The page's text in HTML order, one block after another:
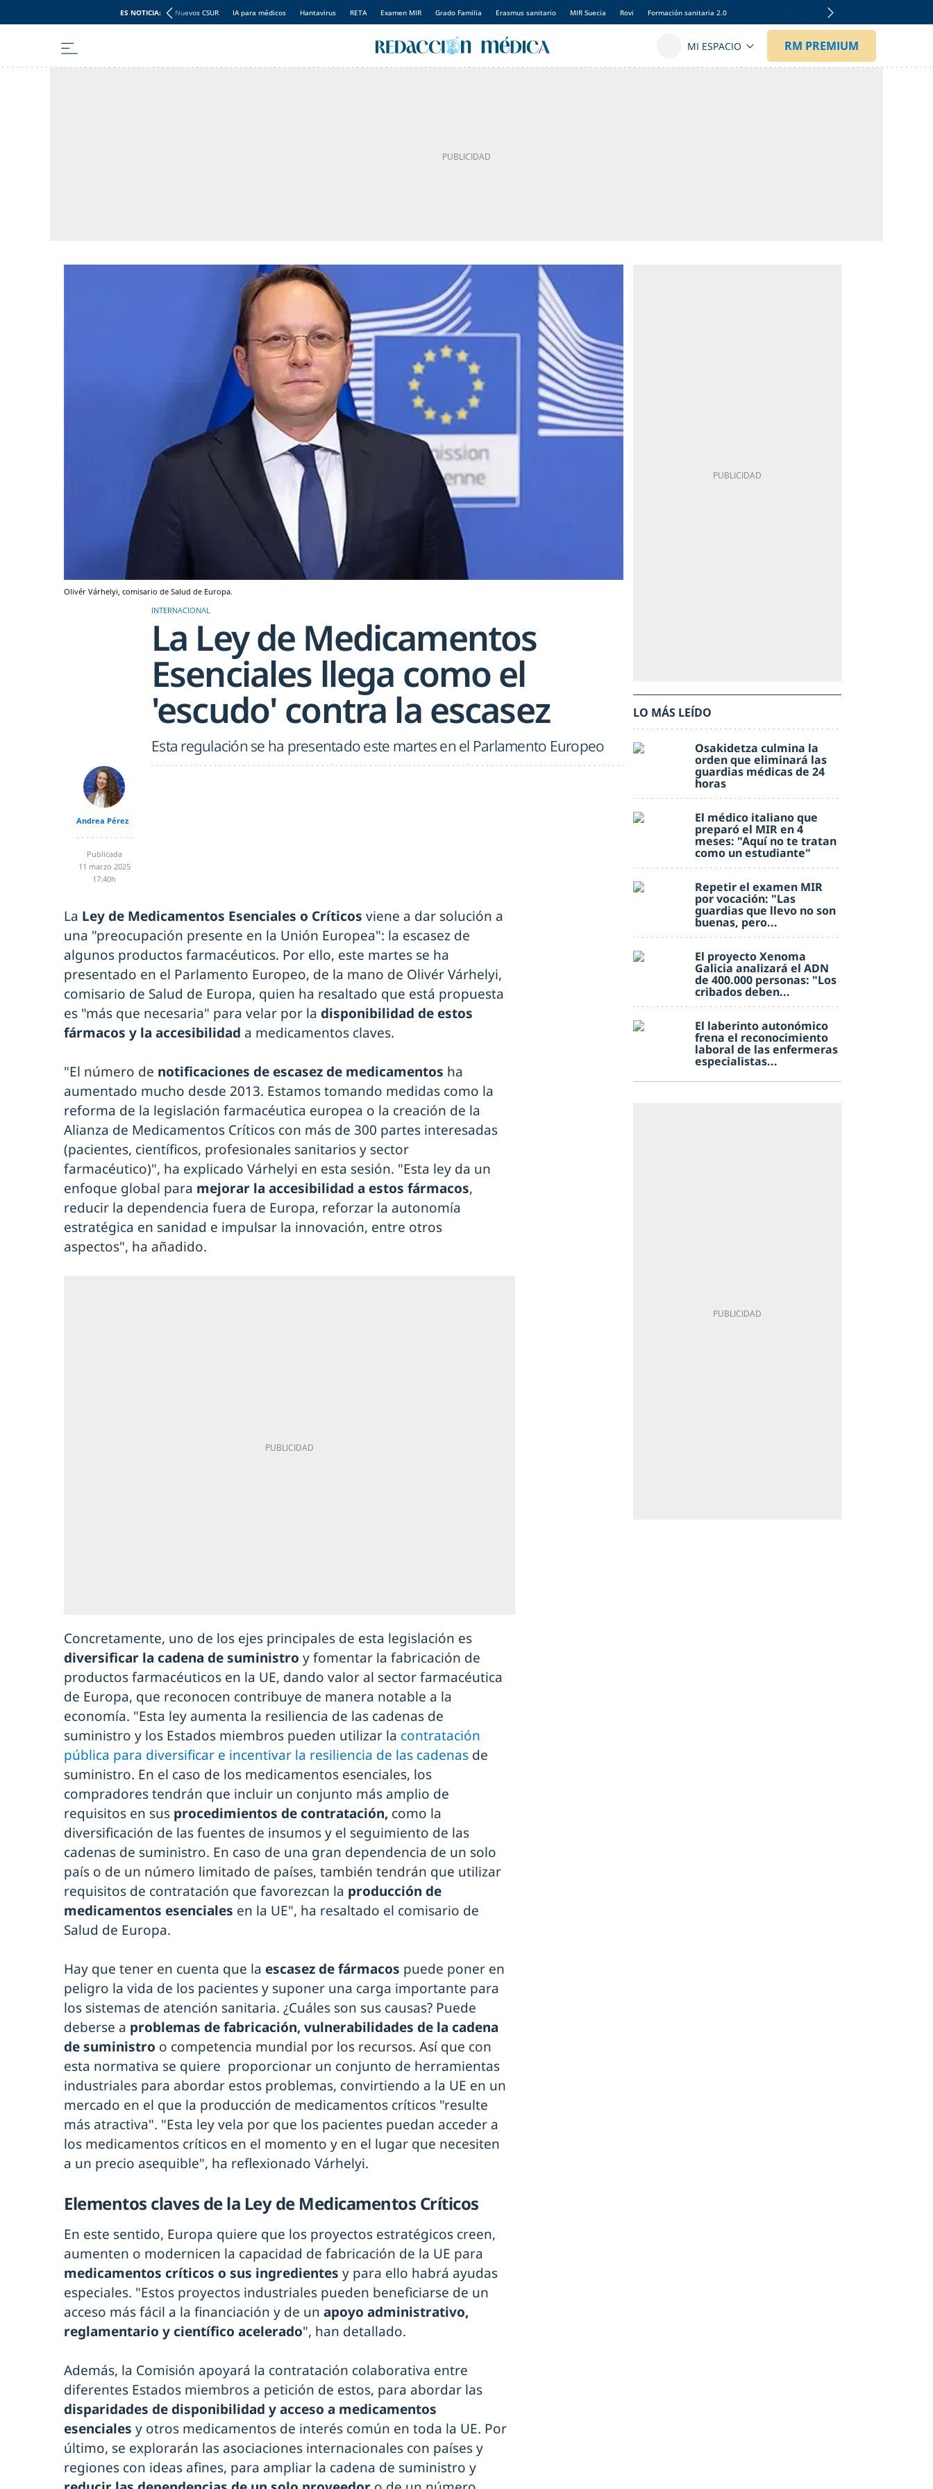
ES NOTICIA: Nuevos CSUR IA para médicos Hantavirus RETA Examen MIR Grado Familia Erasmus sanitario MIR Suecia Rovi Formación sanitaria 2.0
Olivér Várhelyi, comisario de Salud de Europa.
INTERNACIONAL
La Ley de Medicamentos
Esenciales llega como el
'escudo' contra la escasez
Esta regulación se ha presentado este martes en el Parlamento Europeo
Andrea Pérez
Publicada
11 marzo 2025
17:40h
La Ley de Medicamentos Esenciales o Críticos viene a dar solución a
una "preocupación presente en la Unión Europea": la escasez de
algunos productos farmacéuticos. Por ello, este martes se ha
presentado en el Parlamento Europeo, de la mano de Olivér Várhelyi,
comisario de Salud de Europa, quien ha resaltado que está propuesta
es "más que necesaria" para velar por la disponibilidad de estos
fármacos y la accesibilidad a medicamentos claves.
"El número de notificaciones de escasez de medicamentos ha
aumentado mucho desde 2013. Estamos tomando medidas como la
reforma de la legislación farmacéutica europea o la creación de la
Alianza de Medicamentos Críticos con más de 300 partes interesadas
(pacientes, científicos, profesionales sanitarios y sector
farmacéutico)", ha explicado Várhelyi en esta sesión. "Esta ley da un
enfoque global para mejorar la accesibilidad a estos fármacos,
reducir la dependencia fuera de Europa, reforzar la autonomía
estratégica en sanidad e impulsar la innovación, entre otros
aspectos", ha añadido.
Concretamente, uno de los ejes principales de esta legislación es
diversificar la cadena de suministro y fomentar la fabricación de
productos farmacéuticos en la UE, dando valor al sector farmacéutica
de Europa, que reconocen contribuye de manera notable a la
economía. "Esta ley aumenta la resiliencia de las cadenas de
suministro y los Estados miembros pueden utilizar la contratación
pública para diversificar e incentivar la resiliencia de las cadenas de
suministro. En el caso de los medicamentos esenciales, los
compradores tendrán que incluir un conjunto más amplio de
requisitos en sus procedimientos de contratación, como la
diversificación de las fuentes de insumos y el seguimiento de las
cadenas de suministro. En caso de una gran dependencia de un solo
país o de un número limitado de países, también tendrán que utilizar
requisitos de contratación que favorezcan la producción de
medicamentos esenciales en la UE", ha resaltado el comisario de
Salud de Europa.
Hay que tener en cuenta que la escasez de fármacos puede poner en
peligro la vida de los pacientes y suponer una carga importante para
los sistemas de atención sanitaria. ¿Cuáles son sus causas? Puede
deberse a problemas de fabricación, vulnerabilidades de la cadena
de suministro o competencia mundial por los recursos. Así que con
esta normativa se quiere proporcionar un conjunto de herramientas
industriales para abordar estos problemas, convirtiendo a la UE en un
mercado en el que la producción de medicamentos críticos "resulte
más atractiva". "Esta ley vela por que los pacientes puedan acceder a
los medicamentos críticos en el momento y en el lugar que necesiten
a un precio asequible", ha reflexionado Várhelyi.
Elementos claves de la Ley de Medicamentos Críticos
En este sentido, Europa quiere que los proyectos estratégicos creen,
aumenten o modernicen la capacidad de fabricación de la UE para
medicamentos críticos o sus ingredientes y para ello habrá ayudas
especiales. "Estos proyectos industriales pueden beneficiarse de un
acceso más fácil a la financiación y de un apoyo administrativo,
reglamentario y científico acelerado", han detallado.
Además, la Comisión apoyará la contratación colaborativa entre
diferentes Estados miembros a petición de estos, para abordar las
disparidades de disponibilidad y acceso a medicamentos
esenciales y otros medicamentos de interés común en toda la UE. Por
último, se explorarán las asociaciones internacionales con países y
regiones con ideas afines, para ampliar la cadena de suministro y
LO MÁS LEÍDO
Osakidetza culmina la
orden que eliminará las
guardias médicas de 24
horas
El médico italiano que
preparó el MIR en 4
meses: "Aquí no te tratan
como un estudiante"
Repetir el examen MIR
por vocación: "Las
guardias que llevo no son
buenas, pero...
El proyecto Xenoma
Galicia analizará el ADN
de 400.000 personas: "Los
cribados deben...
El laberinto autonómico
frena el reconocimiento
laboral de las enfermeras
especialistas...